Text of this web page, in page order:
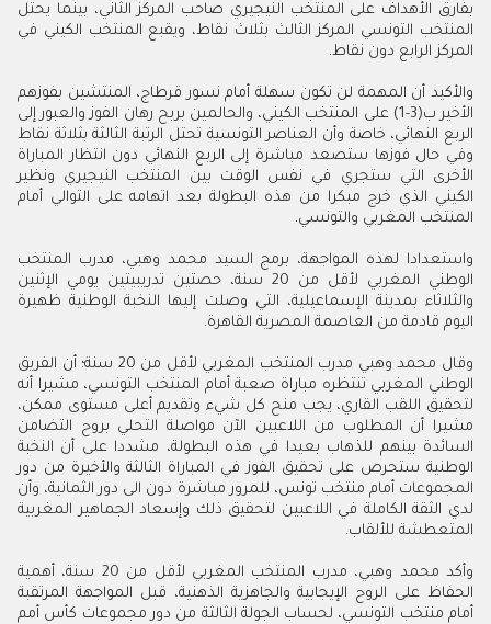
بفارق الأهداف على المنتخب النيجيري صاحب المركز الثاني، بينما يحتل
المنتخب التونسي المركز الثالث بثلاث نقاط، ويقبع المنتخب الكيني في
المركز الرابع دون نقاط.
والأكيد أن المهمة لن تكون سهلة أمام نسور قرطاج، المنتشين بفوزهم
الأخير ب(3-1) على المنتخب الكيني، والحالمين بربح رهان الفوز والعبور إلى
الربع النهائي، خاصة وأن العناصر التونسية تحتل الرتبة الثالثة بثلاثة نقاط
وفي حال فوزها ستصعد مباشرة إلى الربع النهائي دون انتظار المباراة
الأخرى التي ستجري في نفس الوقت بين المنتخب النيجيري ونظير
الكيني الذي خرج مبكرا من هذه البطولة بعد اتهامه على التوالي أمام
المنتخب المغربي والتونسي.
واستعدادا لهذه المواجهة، برمج السيد محمد وهبي، مدرب المنتخب
الوطني المغربي لأقل من 20 سنة، حصتين تدريبيتين يومي الإثنين
والثلاثاء بمدينة الإسماعيلية، التي وصلت إليها النخبة الوطنية ظهيرة
اليوم قادمة من العاصمة المصرية القاهرة.
وقال محمد وهبي مدرب المنتخب المغربي لأقل من 20 سنة؛ أن الفريق
الوطني المغربي تنتظره مباراة صعبة أمام المنتخب التونسي، مشيرا أنه
لتحقيق اللقب القاري، يجب منح كل شيء وتقديم أعلى مستوى ممكن،
مشيرا أن المطلوب من اللاعبين الآن مواصلة التحلي بروح التضامن
السائدة بينهم للذهاب بعيدا في هذه البطولة، مشددا على أن النخبة
الوطنية ستحرص على تحقيق الفوز في المباراة الثالثة والأخيرة من دور
المجموعات أمام منتخب تونس، للمرور مباشرة دون الى دور الثمانية، وأن
لدي الثقة الكاملة في اللاعبين لتحقيق ذلك وإسعاد الجماهير المغربية
المتعطشة للألقاب.
وأكد محمد وهبي، مدرب المنتخب المغربي لأقل من 20 سنة، أهمية
الحفاظ على الروح الإيجابية والجاهزية الذهنية، قبل المواجهة المرتقبة
أمام منتخب التونسي، لحساب الجولة الثالثة من دور مجموعات كأس أمم